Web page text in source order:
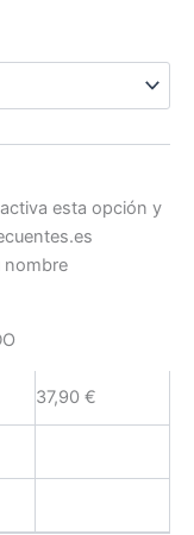
esta opción y
nombre
37,90 €